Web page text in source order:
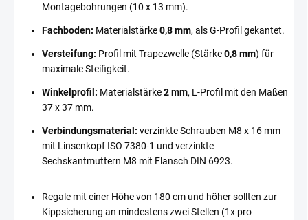
Montagebohrungen (10 x 13 mm).
Fachboden: Materialstärke0,8 mm, als G-Profil gekantet.
Versteifung: Profil mit Trapezwelle (Stärke0,8 mm) für
maximale Steifigkeit.
Winkelprofil: Materialstärke2 mm, L-Profil mit den Maßen
37 x 37 mm.
Verbindungsmaterial: verzinkte Schrauben M8 x 16 mm
mit Linsenkopf ISO 7380-1 und verzinkte
Sechskantmuttern M8 mit Flansch DIN 6923.
Regale mit einer Höhe von 180 cm und höher sollten zur
Kippsicherung an mindestens zwei Stellen (1x pro